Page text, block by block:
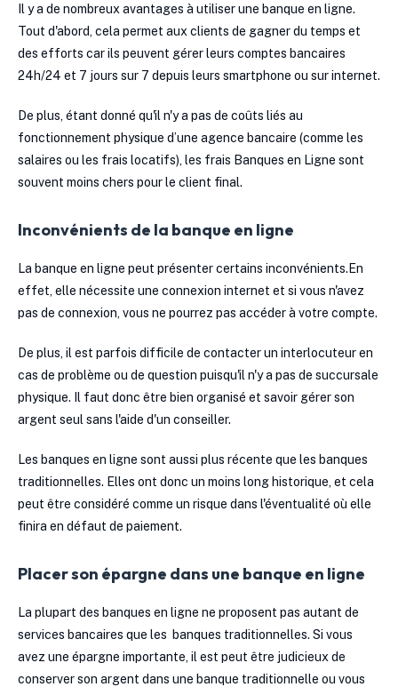
Il y a de nombreux avantages à utiliser une banque en ligne.
Tout d'abord, cela permet aux clients de gagner du temps et
des efforts car ils peuvent gérer leurs comptes bancaires
24h/24 et 7 jours sur 7 depuis leurs smartphone ou sur internet.
De plus, étant donné qu'il n'y a pas de coûts liés au
fonctionnement physique d’une agence bancaire (comme les
salaires ou les frais locatifs), les frais Banques en Ligne sont
souvent moins chers pour le client final.
Inconvénients de la banque en ligne
La banque en ligne peut présenter certains inconvénients.En
effet, elle nécessite une connexion internet et si vous n'avez
pas de connexion, vous ne pourrez pas accéder à votre compte.
De plus, il est parfois difficile de contacter un interlocuteur en
cas de problème ou de question puisqu'il n'y a pas de succursale
physique. Il faut donc être bien organisé et savoir gérer son
argent seul sans l'aide d'un conseiller.
Les banques en ligne sont aussi plus récente que les banques
traditionnelles. Elles ont donc un moins long historique, et cela
peut être considéré comme un risque dans l'éventualité où elle
finira en défaut de paiement.
Placer son épargne dans une banque en ligne
La plupart des banques en ligne ne proposent pas autant de
services bancaires que les banques traditionnelles. Si vous
avez une épargne importante, il est peut être judicieux de
conserver son argent dans une banque traditionnelle ou vous